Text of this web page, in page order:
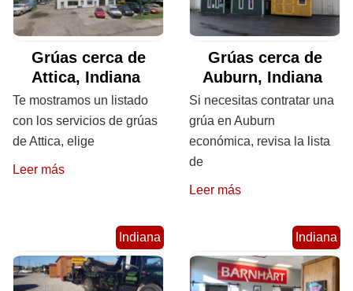
Grúas cerca de
Attica, Indiana
Te mostramos un listado
con los servicios de grúas
de Attica, elige
Leer más
Grúas cerca de
Auburn, Indiana
Si necesitas contratar una
grúa en Auburn
económica, revisa la lista
de
Leer más
Indiana Indiana